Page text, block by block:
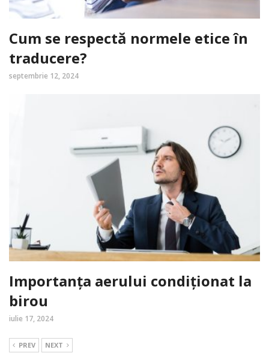
Cum se respectă normele etice în
traducere?
septembrie 12, 2024
Importanța aerului condiționat la
birou
iulie 17, 2024
PREV NEXT